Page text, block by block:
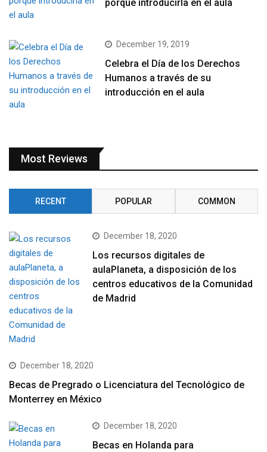
porqué introducirla en el aula
December 19, 2019
Celebra el Día de los Derechos
Humanos a través de su
introducción en el aula
Most Reviews
RECENT POPULAR COMMON
December 18, 2020
Los recursos digitales de
aulaPlaneta, a disposición de los
centros educativos de la Comunidad
de Madrid
December 18, 2020
Becas de Pregrado o Licenciatura del Tecnológico de
Monterrey en México
December 18, 2020
Becas en Holanda para